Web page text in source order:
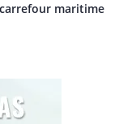
maritime